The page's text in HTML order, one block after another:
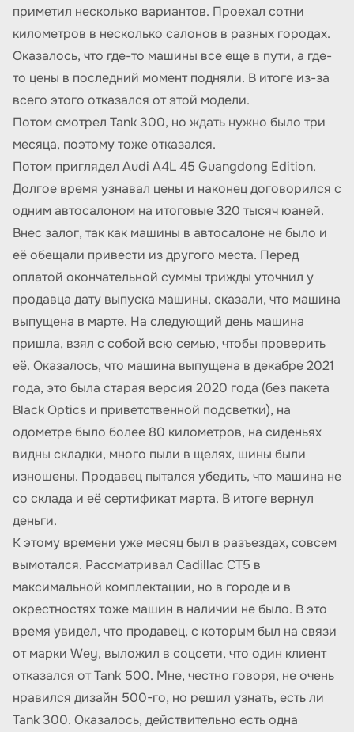
приметил несколько вариантов. Проехал сотни
километров в несколько салонов в разных городах.
Оказалось, что где-то машины все еще в пути, а где-
то цены в последний момент подняли. В итоге из-за
всего этого отказался от этой модели.
Потом смотрел Tank 300, но ждать нужно было три
месяца, поэтому тоже отказался.
Потом приглядел Audi A4L 45 Guangdong Edition.
Долгое время узнавал цены и наконец договорился с
одним автосалоном на итоговые 320 тысяч юаней.
Внес залог, так как машины в автосалоне не было и
её обещали привести из другого места. Перед
оплатой окончательной суммы трижды уточнил у
продавца дату выпуска машины, сказали, что машина
выпущена в марте. На следующий день машина
пришла, взял с собой всю семью, чтобы проверить
её. Оказалось, что машина выпущена в декабре 2021
года, это была старая версия 2020 года (без пакета
Black Optics и приветственной подсветки), на
одометре было более 80 километров, на сиденьях
видны складки, много пыли в щелях, шины были
изношены. Продавец пытался убедить, что машина не
со склада и её сертификат марта. В итоге вернул
деньги.
К этому времени уже месяц был в разъездах, совсем
вымотался. Рассматривал Cadillac CT5 в
максимальной комплектации, но в городе и в
окрестностях тоже машин в наличии не было. В это
время увидел, что продавец, с которым был на связи
от марки Wey, выложил в соцсети, что один клиент
отказался от Tank 500. Мне, честно говоря, не очень
нравился дизайн 500-го, но решил узнать, есть ли
Tank 300. Оказалось, действительно есть одна